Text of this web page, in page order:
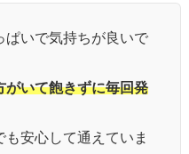
ぱいで気持ちが良いで
がいて飽きずに毎回発
安心して通えていま